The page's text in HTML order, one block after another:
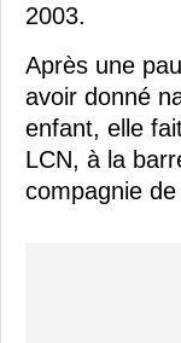
2003.
Après une
avoir donné
enfant, elle
LCN, à la
compagnie